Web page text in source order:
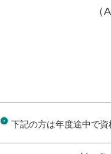
（
下記の方は年度途中で